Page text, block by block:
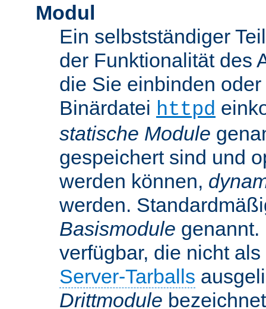
Modul
Ein selbstständiger
der Funktionalität des
die Sie einbinden
Binärdatei httpd
statische Module
gespeichert sind und
werden können,
werden.
Basismodule genannt.
verfügbar, die nicht
Server-Tarballs
Drittmodule